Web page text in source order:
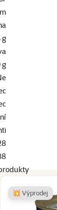
g
g
💥 Výprodej